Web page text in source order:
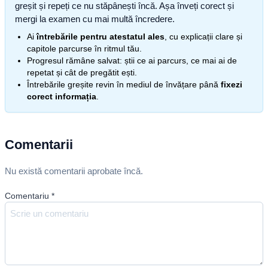
greșit și repeți ce nu stăpânești încă. Așa înveți corect și
mergi la examen cu mai multă încredere.
Aiîntrebările pentru atestatul ales , cu explicații clare și
capitole parcurse în ritmul tău.
Progresul rămâne salvat: știi ce ai parcurs, ce mai ai de
repetat și cât de pregătit ești.
Întrebările greșite revin în mediul de învățare până fixezi
corect informația
Comentarii
Nu există comentarii aprobate încă.
Comentariu *